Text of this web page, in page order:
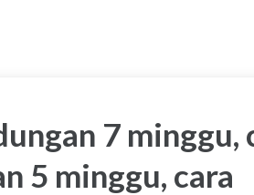
7 minggu,
5 minggu, cara